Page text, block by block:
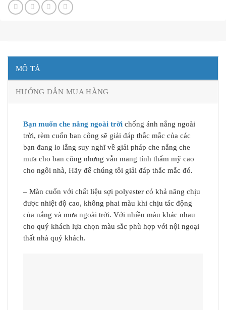
MÔ TẢ
HƯỚNG DẪN MUA HÀNG
Bạn muốn che nắng ngoài trời chống ánh nắng ngoài
trời, rèm cuốn ban công sẽ giải đáp thắc mắc của các
bạn đang lo lắng suy nghĩ về giải pháp che nắng che
mưa cho ban công nhưng vẫn mang tính thẩm mỹ cao
cho ngôi nhà, Hãy để chúng tôi giải đáp thắc mắc đó.
– Màn cuốn với chất liệu sợi polyester có khả năng chịu
được nhiệt độ cao, không phai màu khi chịu tác động
của nắng và mưa ngoài trời. Với nhiều màu khác nhau
cho quý khách lựa chọn màu sắc phù hợp với nội ngoại
thất nhà quý khách.